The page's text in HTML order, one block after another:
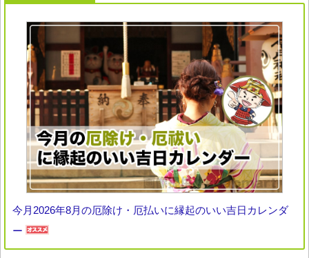
今月2026年8月の厄除け・厄払いに縁起のいい吉日カレンダ
ー